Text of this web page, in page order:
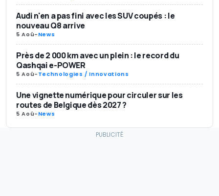
Audi n'en a pas fini avec les SUV coupés : le
nouveau Q8 arrive
5 Aoû-News
Près de 2 000 km avec un plein : le record du
Qashqai e-POWER
5 Aoû-Technologies / Innovations
Une vignette numérique pour circuler sur les
routes de Belgique dès 2027 ?
5 Aoû-News